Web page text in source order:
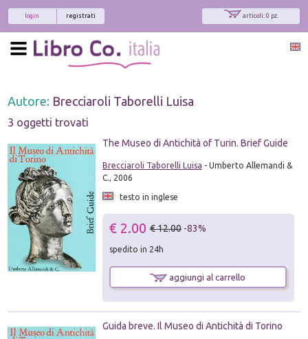
articoli: 0 pz.
registrati
login
Autore: Brecciaroli Taborelli Luisa
3 oggetti trovati
The Museo di Antichità of Turin. Brief Guide
Brecciaroli Taborelli Luisa - Umberto Allemandi &
C., 2006
testo in inglese
€ 2.00 € 12.00 -83%
spedito in 24h
aggiungi al carrello
Guida breve. Il Museo di Antichità di Torino